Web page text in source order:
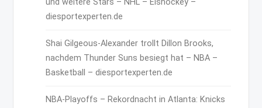
und weitere Stars – NHL – Eishockey –
diesportexperten.de
Shai Gilgeous-Alexander trollt Dillon Brooks,
nachdem Thunder Suns besiegt hat – NBA –
Basketball – diesportexperten.de
NBA-Playoffs – Rekordnacht in Atlanta: Knicks